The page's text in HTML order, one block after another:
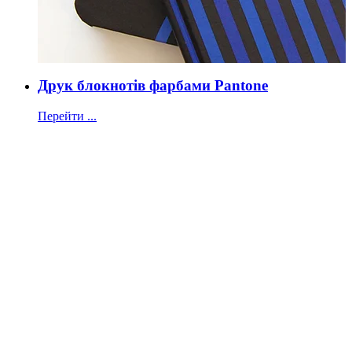
Друк блокнотів фарбами Pantone
Перейти ...